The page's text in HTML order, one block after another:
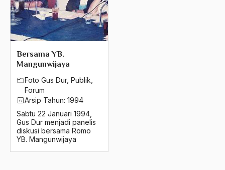
Bersama YB.
Mangunwijaya
Foto Gus Dur, Publik
Forum
Arsip Tahun: 1994
Sabtu 22 Januari 1994,
Gus Dur menjadi panelis
diskusi bersama Romo
YB. Mangunwijaya
1982
1981
1980
1979
1978
1976